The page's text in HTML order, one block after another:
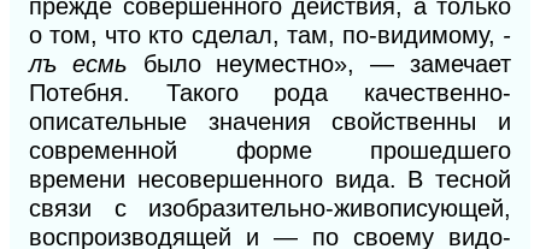
прежде совершенного действия, а только
о том, что кто сделал, там, по-видимому, -
лъ есмь было неуместно», — замечает
Потебня. Такого рода качественно-
описательные значения свойственны и
современной форме прошедшего
времени несовершенного вида. В тесной
связи с изобразительно-живописующей,
воспроизводящей и — по своему видо-